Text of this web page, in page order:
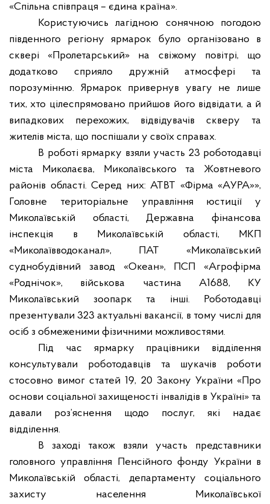
«Спільна співпраця – єдина країна».
Користуючись лагідною сонячною погодою
південного регіону ярмарок було організовано в
сквері «Пролетарський» на свіжому повітрі, що
додатково сприяло дружній атмосфері та
порозумінню. Ярмарок привернув увагу не лише
тих, хто цілеспрямовано прийшов його відвідати, а й
випадкових перехожих, відвідувачів скверу та
жителів міста, що поспішали у своїх справах.
В роботі ярмарку взяли участь 23 роботодавці
міста Миколаєва, Миколаївського та Жовтневого
районів області. Серед них: АТВТ «Фірма «АУРА»»,
Головне територіальне управління юстиції у
Миколаївській області, Державна фінансова
інспекція в Миколаївській області, МКП
«Миколаївводоканал», ПАТ «Миколаївський
суднобудівний завод «Океан», ПСП «Агрофірма
«Роднічок», військова частина А1688, КУ
Миколаївський зоопарк та інші. Роботодавці
презентували 323 актуальні вакансії, в тому числі для
осіб з обмеженими фізичними можливостями.
Під час ярмарку працівники відділення
консультували роботодавців та шукачів роботи
стосовно вимог статей 19, 20 Закону України «Про
основи соціальної захищеності інвалідів в Україні» та
давали роз’яснення щодо послуг, які надає
відділення.
В заході також взяли участь представники
головного управління Пенсійного фонду України в
Миколаївській області, департаменту соціального
захисту населення Миколаївської